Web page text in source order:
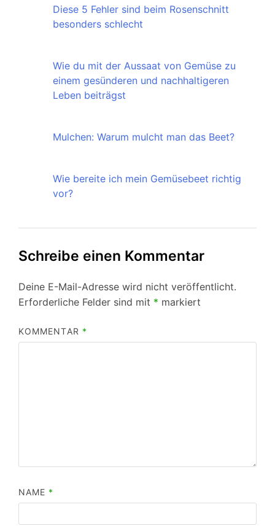
Diese 5 Fehler sind beim Rosenschnitt
besonders schlecht
Wie du mit der Aussaat von Gemüse zu
einem gesünderen und nachhaltigeren
Leben beiträgst
Mulchen: Warum mulcht man das Beet?
Wie bereite ich mein Gemüsebeet richtig
vor?
Schreibe einen Kommentar
Deine E-Mail-Adresse wird nicht veröffentlicht.
Erforderliche Felder sind mit * markiert
KOMMENTAR *
NAME *